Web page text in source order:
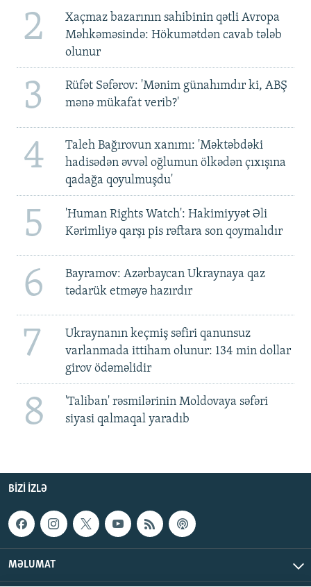
2
Xaçmaz bazarının sahibinin qətli Avropa
Məhkəməsində: Hökumətdən cavab tələb
olunur
3
Rüfət Səfərov: 'Mənim günahımdır ki, ABŞ
mənə mükafat verib?'
4
Taleh Bağırovun xanımı: 'Məktəbdəki
hadisədən əvvəl oğlumun ölkədən çıxışına
qadağa qoyulmuşdu'
5
'Human Rights Watch': Hakimiyyət Əli
Kərimliyə qarşı pis rəftara son qoymalıdır
6
Bayramov: Azərbaycan Ukraynaya qaz
tədarük etməyə hazırdır
7
Ukraynanın keçmiş səfiri qanunsuz
varlanmada ittiham olunur: 134 min dollar
girov ödəməlidir
8
'Taliban' rəsmilərinin Moldovaya səfəri
siyasi qalmaqal yaradıb
BIZI IZLƏ
MƏLUMAT